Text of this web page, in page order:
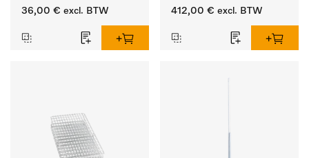
36,00 € excl. BTW
instrumenten.
412,00 € excl. BTW